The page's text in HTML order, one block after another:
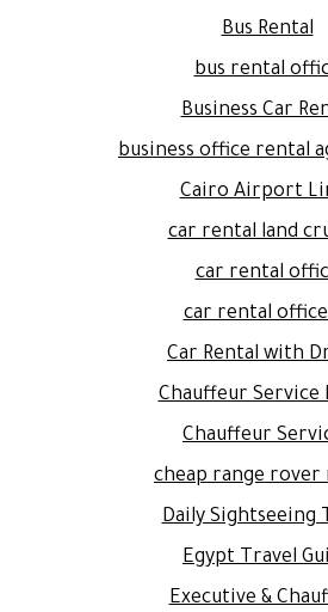
Bus Rental
bus rental
Business Car
business office rental
Cairo Airport
car rental land
car rental
car rental office
Car Rental with
Chauffeur Service
Chauffeur
cheap range rover
Daily Sightseeing
Egypt Travel
Executive &